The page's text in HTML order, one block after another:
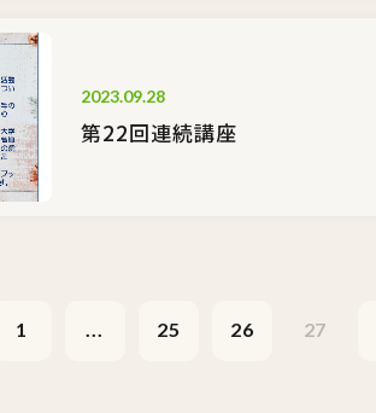
2023.09.28
第22回連続講座
1 ... 25 26 27